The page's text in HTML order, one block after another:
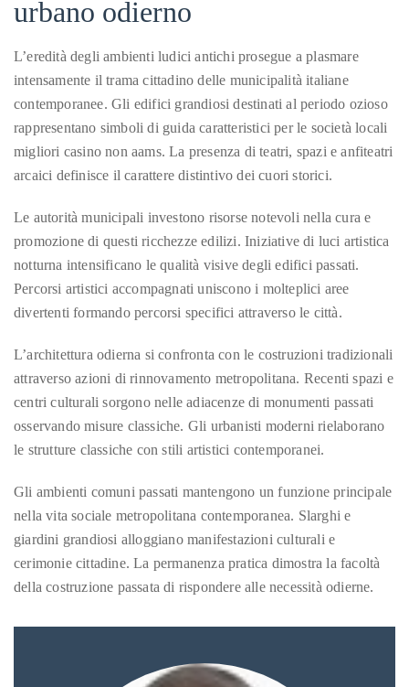
urbano odierno
L’eredità degli ambienti ludici antichi prosegue a plasmare
intensamente il trama cittadino delle municipalità italiane
contemporanee. Gli edifici grandiosi destinati al periodo ozioso
rappresentano simboli di guida caratteristici per le società locali
migliori casino non aams. La presenza di teatri, spazi e anfiteatri
arcaici definisce il carattere distintivo dei cuori storici.
Le autorità municipali investono risorse notevoli nella cura e
promozione di questi ricchezze edilizi. Iniziative di luci artistica
notturna intensificano le qualità visive degli edifici passati.
Percorsi artistici accompagnati uniscono i molteplici aree
divertenti formando percorsi specifici attraverso le città.
L’architettura odierna si confronta con le costruzioni tradizionali
attraverso azioni di rinnovamento metropolitana. Recenti spazi e
centri culturali sorgono nelle adiacenze di monumenti passati
osservando misure classiche. Gli urbanisti moderni rielaborano
le strutture classiche con stili artistici contemporanei.
Gli ambienti comuni passati mantengono un funzione principale
nella vita sociale metropolitana contemporanea. Slarghi e
giardini grandiosi alloggiano manifestazioni culturali e
cerimonie cittadine. La permanenza pratica dimostra la facoltà
della costruzione passata di rispondere alle necessità odierne.